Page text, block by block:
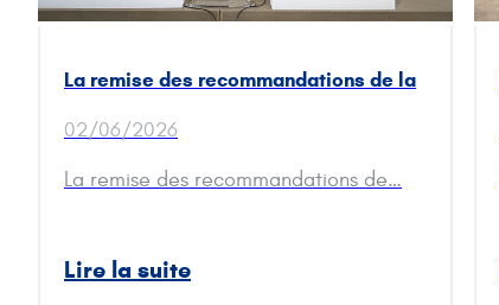
La remise des recommandations de la
Johannesburg, Afrique du Sud
02/06/2026
La remise des recommandations de…
Lire la suite